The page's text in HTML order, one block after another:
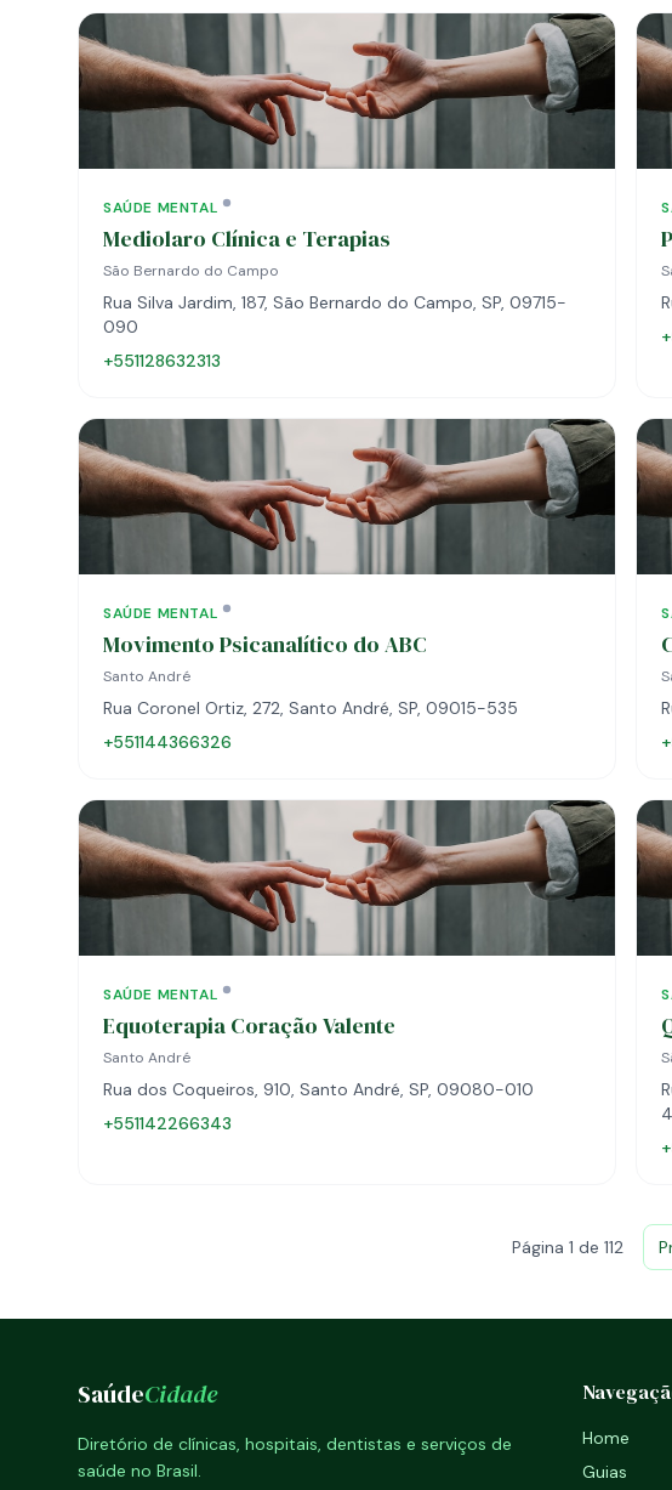
SAÚDE MENTAL
Mediolaro Clínica e Terapias
São Bernardo do Campo
Rua Silva Jardim, 187, São Bernardo do Campo, SP, 09715-
090
+551128632313
SAÚDE MENTAL
Movimento Psicanalítico do ABC
Santo André
Rua Coronel Ortiz, 272, Santo André, SP, 09015-535
+551144366326
SAÚDE MENTAL
Equoterapia Coração Valente
Santo André
Rua dos Coqueiros, 910, Santo André, SP, 09080-010
+551142266343
Página 1 de 112
SaúdeCidade
Diretório de clínicas, hospitais, dentistas e serviços de
saúde no Brasil.
Home
Guias